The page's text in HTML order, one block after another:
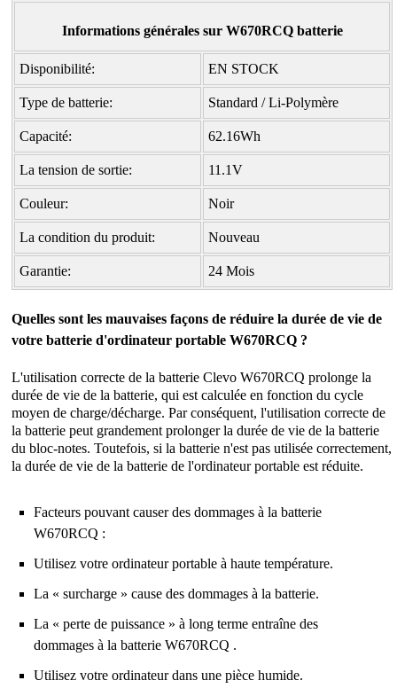
Informations générales sur W670RCQ batterie
Disponibilité: EN STOCK
Type de batterie: Standard / Li-Polymère
Capacité: 62.16Wh
La tension de sortie: 11.1V
Couleur: Noir
La condition du produit: Nouveau
Garantie: 24 Mois
Quelles sont les mauvaises façons de réduire la durée de vie de
votre batterie d'ordinateur portable W670RCQ ?
L'utilisation correcte de labatterie Clevo W670RCQprolonge la
durée de vie de la batterie, qui est calculée en fonction du cycle
moyen de charge/décharge. Par conséquent, l'utilisation correcte de
la batterie peut grandement prolonger la durée de vie de la batterie
du bloc-notes. Toutefois, si la batterie n'est pas utilisée correctement,
la durée de vie de la batterie de l'ordinateur portable est réduite.
Facteurs pouvant causer des dommages à la batterie
W670RCQ :
Utilisez votre ordinateur portable à haute température.
La « surcharge » cause des dommages à la batterie.
La « perte de puissance » à long terme entraîne des
dommages à la batterie W670RCQ .
Utilisez votre ordinateur dans une pièce humide.